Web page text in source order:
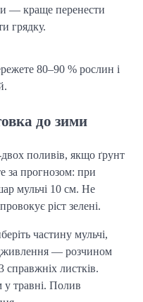
— краще перенести
грядку.
80–90 % рослин і
до зими
поливів, якщо ґрунт
за прогнозом: при
мульчі 10 см. Не
ріст зелені.
частину мульчі,
— розчином
справжніх листків.
травні. Полив